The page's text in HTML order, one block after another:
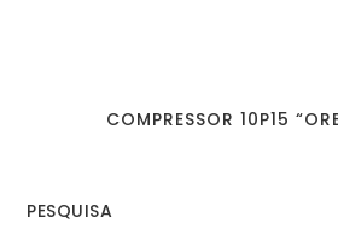
COMPRESSOR 10P15
PESQUISA